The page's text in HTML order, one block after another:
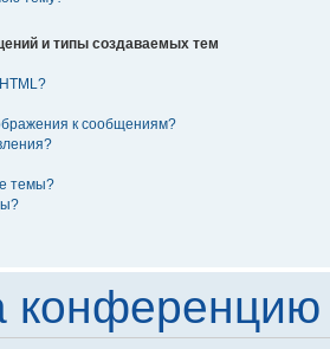
и типы создаваемых тем
к сообщениям?
темы?
конференцию